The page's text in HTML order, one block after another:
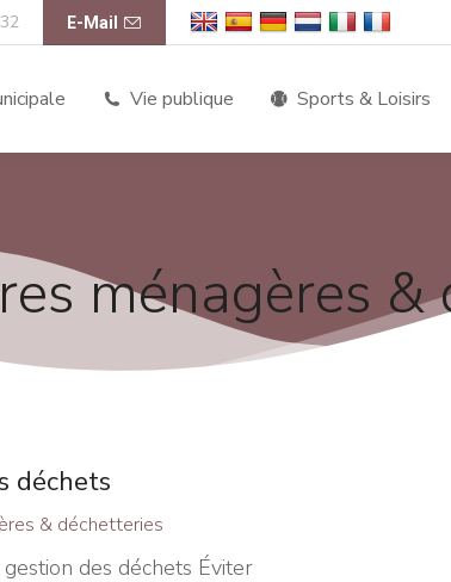
E-Mail
Vie publique Sports & Loisirs
ménagères &
déchets
& déchetteries
des déchets Éviter